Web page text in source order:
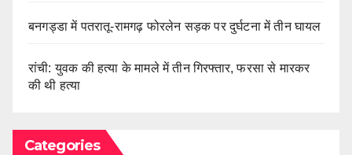
बनगड्डा में पतरातू-रामगढ़ फोरलेन सड़क पर दुर्घटना में तीन घायल
रांची: युवक की हत्या के मामले में तीन गिरफ्तार, फरसा से मारकर
की थी हत्या
Categories